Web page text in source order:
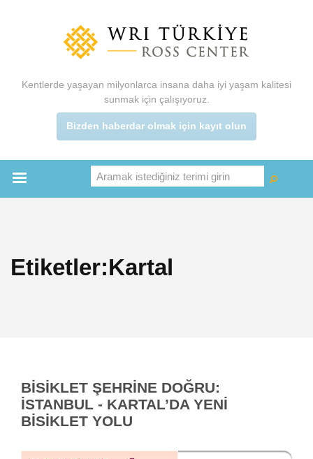
Kentlerde yaşayan milyonlarca insana daha iyi yaşam kalitesi
sunmak için çalışıyoruz.
Bizden haberdar olmak için kayıt olun
Ara
Ara
Etiketler:Kartal
BİSİKLET ŞEHRİNE DOĞRU:
İSTANBUL - KARTAL’DA YENİ
BİSİKLET YOLU